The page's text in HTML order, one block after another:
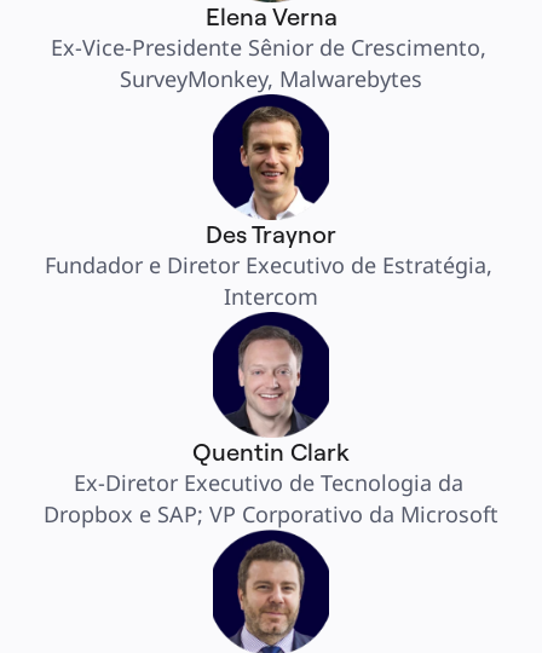
Elena Verna
Ex-Vice-Presidente Sênior de Crescimento,
SurveyMonkey, Malwarebytes
Des Traynor
Fundador e Diretor Executivo de Estratégia,
Intercom
Quentin Clark
Ex-Diretor Executivo de Tecnologia da
Dropbox e SAP; VP Corporativo da Microsoft